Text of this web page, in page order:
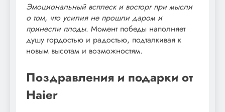
Эмоциональный всплеск и восторг при мысли
о том, что усилия не прошли даром и
принесли плоды. Момент победы наполняет
душу гордостью и радостью, подталкивая к
новым высотам и возможностям.
Поздравления и подарки от
Haier